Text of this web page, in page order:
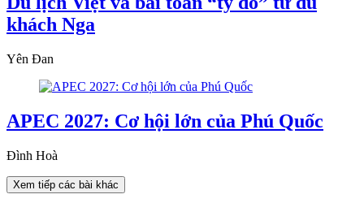
khách Nga
Yên Đan
APEC 2027: Cơ hội lớn của Phú Quốc
Đình Hoà
Xem tiếp các bài khác